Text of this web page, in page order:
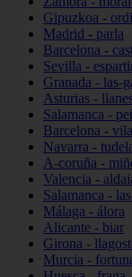
Gipuzkoa -
Madrid - parla
Barcelona -
Sevilla -
Granada - las-
Asturias -
Salamanca -
Barcelona -
Navarra -
A-coruña -
Valencia -
Salamanca -
Málaga - álora
Alicante - biar
Girona -
Murcia -